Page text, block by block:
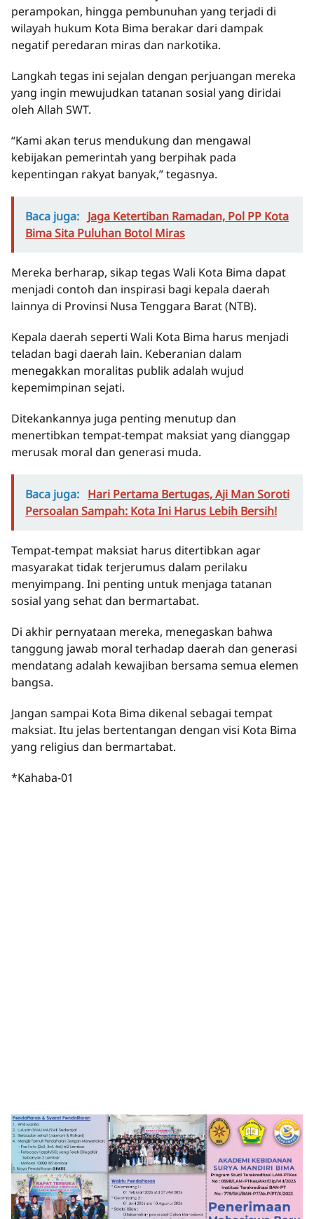
perampokan, hingga pembunuhan yang terjadi di
wilayah hukum Kota Bima berakar dari dampak
negatif peredaran miras dan narkotika.
Langkah tegas ini sejalan dengan perjuangan mereka
yang ingin mewujudkan tatanan sosial yang diridai
oleh Allah SWT.
“Kami akan terus mendukung dan mengawal
kebijakan pemerintah yang berpihak pada
kepentingan rakyat banyak,” tegasnya.
Baca juga: Jaga Ketertiban Ramadan, Pol PP Kota
Bima Sita Puluhan Botol Miras
Mereka berharap, sikap tegas Wali Kota Bima dapat
menjadi contoh dan inspirasi bagi kepala daerah
lainnya di Provinsi Nusa Tenggara Barat (NTB).
Kepala daerah seperti Wali Kota Bima harus menjadi
teladan bagi daerah lain. Keberanian dalam
menegakkan moralitas publik adalah wujud
kepemimpinan sejati.
Ditekankannya juga penting menutup dan
menertibkan tempat-tempat maksiat yang dianggap
merusak moral dan generasi muda.
Baca juga: Hari Pertama Bertugas, Aji Man Soroti
Persoalan Sampah: Kota Ini Harus Lebih Bersih!
Tempat-tempat maksiat harus ditertibkan agar
masyarakat tidak terjerumus dalam perilaku
menyimpang. Ini penting untuk menjaga tatanan
sosial yang sehat dan bermartabat.
Di akhir pernyataan mereka, menegaskan bahwa
tanggung jawab moral terhadap daerah dan generasi
mendatang adalah kewajiban bersama semua elemen
bangsa.
Jangan sampai Kota Bima dikenal sebagai tempat
maksiat. Itu jelas bertentangan dengan visi Kota Bima
yang religius dan bermartabat.
*Kahaba-01